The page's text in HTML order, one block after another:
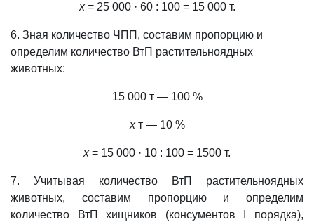
х= 25 000 · 60 : 100 = 15 000 т.
6. Зная количество ЧПП, составим пропорцию и
определим количество ВтП растительноядных
животных:
15 000 т — 100 %
хт — 10 %
х= 15 000 · 10 : 100 = 1500 т.
7. Учитывая количество ВтП растительноядных
животных, составим пропорцию и определим
количество ВтП хищников (консументов І порядка),